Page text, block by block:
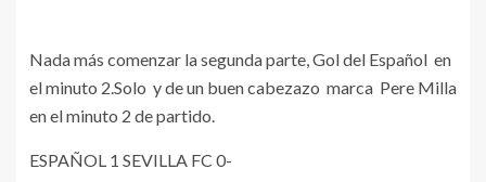
Nada más comenzar la segunda parte, Gol del Español en
el minuto 2.Solo y de un buen cabezazo marca Pere Milla
en el minuto 2 de partido.
ESPAÑOL 1 SEVILLA FC 0-